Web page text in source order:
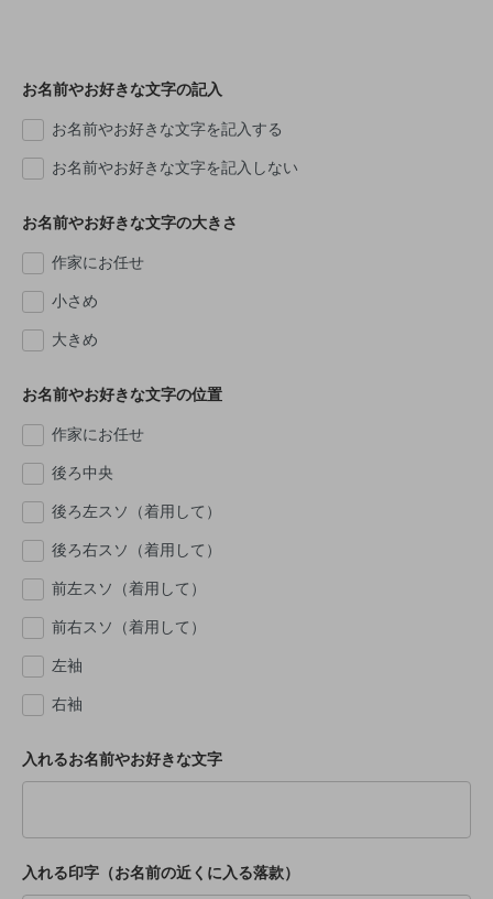
お名前やお好きな文字の記入
お名前やお好きな文字を記入する
お名前やお好きな文字を記入しない
お名前やお好きな文字の大きさ
作家にお任せ
小さめ
大きめ
お名前やお好きな文字の位置
作家にお任せ
後ろ中央
後ろ左スソ（着用して）
後ろ右スソ（着用して）
前左スソ（着用して）
前右スソ（着用して）
左袖
右袖
入れるお名前やお好きな文字
入れる印字（お名前の近くに入る落款）